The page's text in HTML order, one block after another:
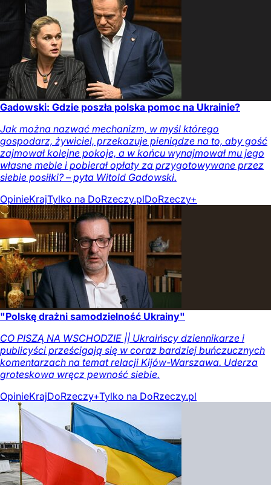
Gadowski: Gdzie poszła polska pomoc na Ukrainie?
Jak można nazwać mechanizm, w myśl którego
gospodarz, żywiciel, przekazuje pieniądze na to, aby gość
zajmował kolejne pokoje, a w końcu wynajmował mu jego
własne meble i pobierał opłaty za przygotowywane przez
siebie posiłki? – pyta Witold Gadowski.
OpinieKrajTylko na DoRzeczy.plDoRzeczy+
"Polskę drażni samodzielność Ukrainy"
CO PISZĄ NA WSCHODZIE || Ukraińscy dziennikarze i
publicyści prześcigają się w coraz bardziej buńczucznych
komentarzach na temat relacji Kijów-Warszawa. Uderza
groteskowa wręcz pewność siebie.
OpinieKrajDoRzeczy+Tylko na DoRzeczy.pl